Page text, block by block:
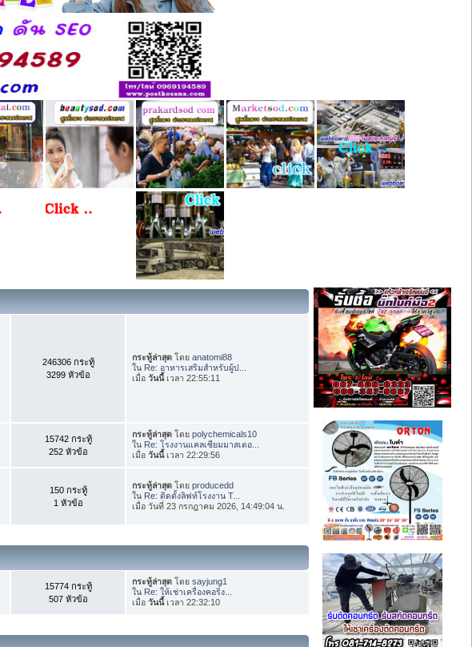
246306 กระทู้
3299 หัวข้อ
กระทู้ล่าสุด โดยanatomi88
ใน Re: อาหารเสริมสำหรับผู้ป...
เมื่อวันนี้เวลา 22:55:11
15742 กระทู้
252 หัวข้อ
กระทู้ล่าสุด โดยpolychemicals10
ใน Re: โรงงานแคลเซียมมาสเตอ...
เมื่อวันนี้เวลา 22:29:56
150 กระทู้
1 หัวข้อ
กระทู้ล่าสุด โดยproducedd
ใน Re: ติดตั้งลิฟท์โรงงาน T...
เมื่อ วันที่ 23 กรกฎาคม 2026, 14:49:04 น.
15774 กระทู้
507 หัวข้อ
กระทู้ล่าสุด โดยsayjung1
ใน Re: ให้เช่าเครื่องคอริ่ง...
เมื่อวันนี้เวลา 22:32:10